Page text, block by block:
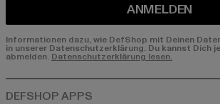
ANMELDEN
Informationen dazu, wie DefShop mit Deinen
in unserer Datenschutzerklärung. Du kannst Dich
abmelden. Datenschutzerklärung lesen.